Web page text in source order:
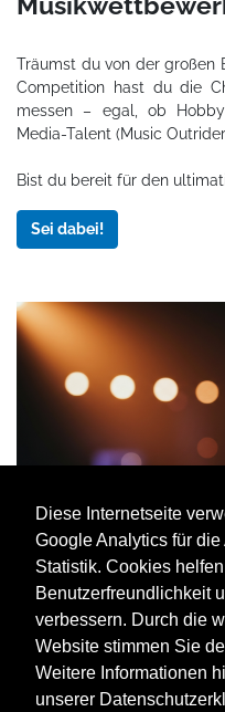
Diese Internetseite
Google Analytics für die
Statistik. Cookies
Benutzerfreundlichkeit
verbessern. Durch die
Website stimmen Sie
Weitere Informationen
unserer
Träumst du von der großen
Competition hast du die
messen – egal, ob
Media-Talent (Music
Bist du bereit für den
Sei dabei!
Kontakt Impressum
Datenschutz